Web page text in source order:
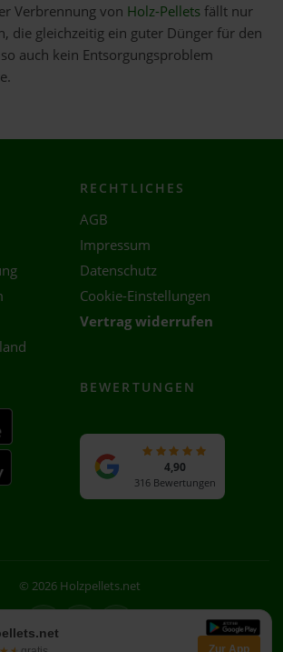
Verbrennung von Holz-Pelletsfällt nur
die gleichzeitig ein guter Dünger für den
auch kein Entsorgungsproblem
Zur App
RECHTLICHES
AGB
Impressum
Datenschutz
Cookie-Einstellungen
Vertrag widerrufen
BEWERTUNGEN
4,90
316 Bewertungen
© 2026 Holzpellets.net
Facebook